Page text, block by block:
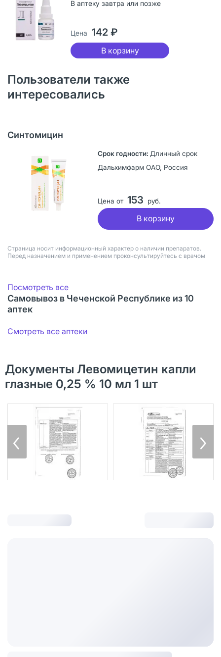
В аптеку завтра или позже
Цена 142 ₽
В корзину
Пользователи также
интересовались
Синтомицин
Длинный срок
Дальхимфарм ОАО, Россия
Цена от 153 руб.
В корзину
Страница носит информационный характер о наличии препаратов.
Перед назначением и применением проконсультируйтесь с врачом
Посмотреть все
Самовывоз в Чеченской Республике из 10
аптек
Смотреть все аптеки
Документы Левомицетин капли
глазные 0,25 % 10 мл 1 шт